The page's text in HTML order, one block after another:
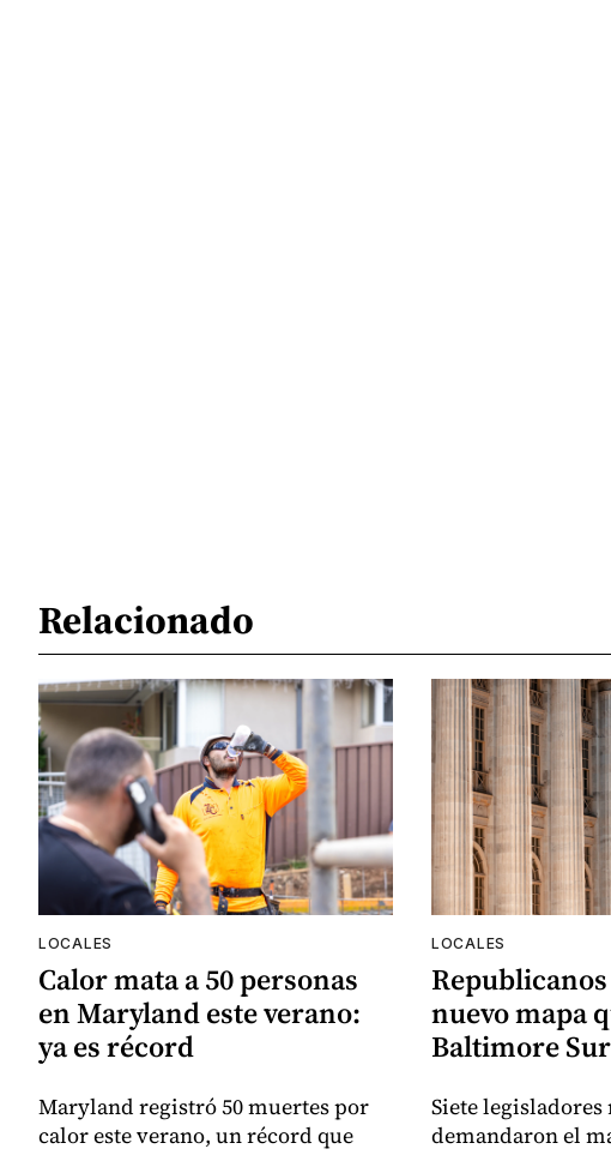
Relacionado
LOCALES
Calor mata a 50 personas
en Maryland este verano:
ya es récord
Maryland registró 50 muertes por
calor este verano, un récord que
LOCALES
nuevo mapa
Baltimore
Siete
demandaron el